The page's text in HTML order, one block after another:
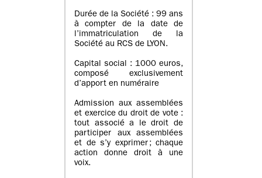
Durée de la Société : 99 ans
à compter de la date de
l’immatriculation de la
Société au RCS de LYON.
Capital social : 1000 euros,
composé exclusivement
d’apport en numéraire
Admission aux assemblées
et exercice du droit de vote :
tout associé a le droit de
participer aux assemblées
et de s’y exprimer ; chaque
action donne droit à une
voix.